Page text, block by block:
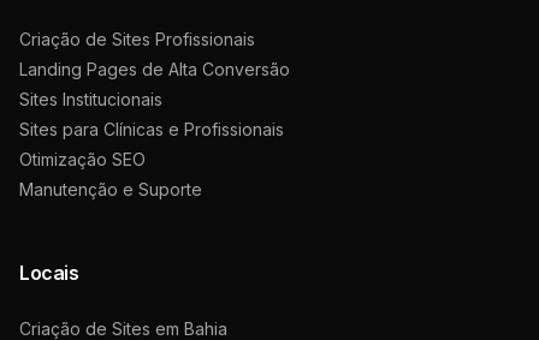
Criação de Sites Profissionais
Landing Pages de Alta Conversão
Sites Institucionais
Sites para Clínicas e Profissionais
Otimização SEO
Manutenção e Suporte
Locais
Criação de Sites em Bahia